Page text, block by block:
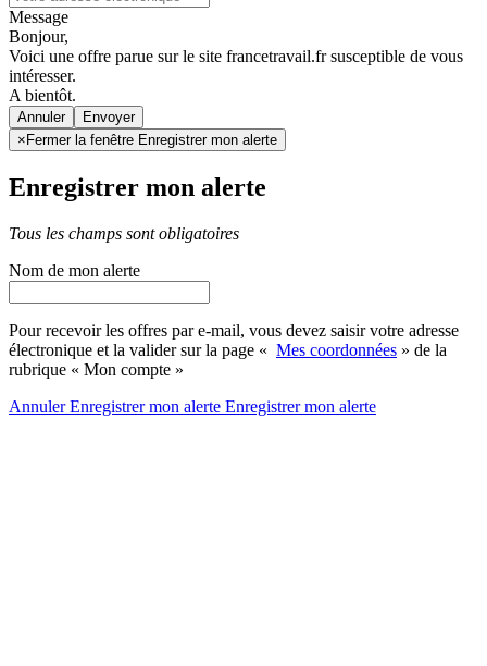
Message
Bonjour,
Voici une offre parue sur le site francetravail.fr susceptible de vous
intéresser.
A bientôt.
Annuler
× Fermer la fenêtre Enregistrer mon alerte
Enregistrer mon alerte
Tous les champs sont obligatoires
Nom de mon alerte
Pour recevoir les offres par e-mail, vous devez saisir votre adresse
électronique et la valider sur la page « Mes coordonnées » de la
rubrique « Mon compte »
AnnulerEnregistrer mon alerte Enregistrermon alerte